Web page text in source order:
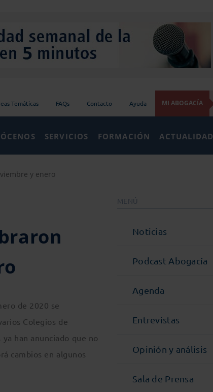
Temáticas FAQs Contacto Ayuda MI ABOGACÍA
SERVICIOS FORMACIÓN ACTUALIDAD
y enero
de 2020 se
Colegios de
han anunciado que no
cambios en algunos
MENÚ
Noticias
Podcast Abogacía
Agenda
Entrevistas
Opinión y análisis
Sala de Prensa